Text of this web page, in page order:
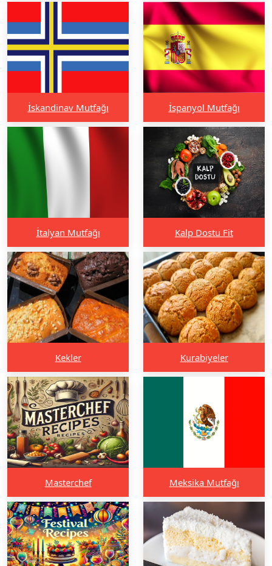
İskandinav Mutfağı İspanyol Mutfağı
İtalyan Mutfağı Kalp Dostu Fit
Kekler Kurabiyeler
Masterchef Meksika Mutfağı